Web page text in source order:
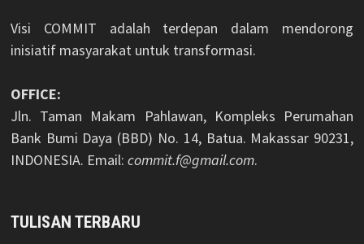
Visi COMMIT adalah terdepan dalam mendorong
inisiatif masyarakat untuk transformasi.
OFFICE:
Jln. Taman Makam Pahlawan, Kompleks Perumahan
Bank Bumi Daya (BBD) No. 14, Batua. Makassar 90231,
INDONESIA. Email: commit.f@gmail.com.
TULISAN TERBARU